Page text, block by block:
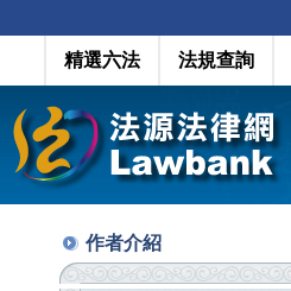
精選六法 法規查詢
作者介紹